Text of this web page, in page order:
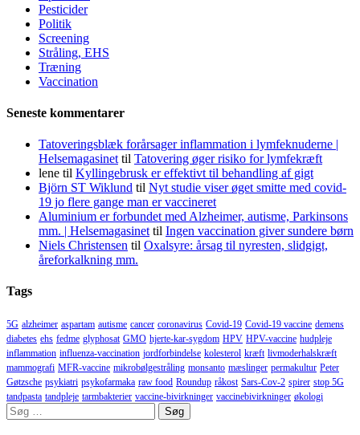
Pesticider
Politik
Screening
Stråling, EHS
Træning
Vaccination
Seneste kommentarer
Tatoveringsblæk forårsager inflammation i lymfeknuderne |
Helsemagasinet til Tatovering øger risiko for lymfekræft
lene til Kyllingebrusk er effektivt til behandling af gigt
Björn ST Wiklund til Nyt studie viser øget smitte med covid-
19 jo flere gange man er vaccineret
Aluminium er forbundet med Alzheimer, autisme, Parkinsons
mm. | Helsemagasinet til Ingen vaccination giver sundere børn
Niels Christensen til Oxalsyre: årsag til nyresten, slidgigt,
åreforkalkning mm.
Tags
5G alzheimer aspartam autisme cancer coronavirus Covid-19 Covid-19 vaccine demens
diabetes ehs fedme glyphosat GMO hjerte-kar-sygdom HPV HPV-vaccine hudpleje
inflammation influenza-vaccination jordforbindelse kolesterol kræft livmoderhalskræft
mammografi MFR-vaccine mikrobølgestråling monsanto mæslinger permakultur Peter
Gøtzsche psykiatri psykofarmaka raw food Roundup råkost Sars-Cov-2 spirer stop 5G
tandpasta tandpleje tarmbakterier vaccine-bivirkninger vaccinebivirkninger økologi
Søg
efter: